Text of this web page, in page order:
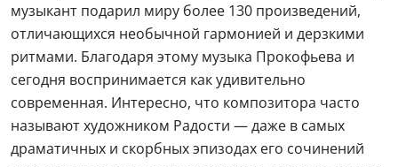
музыкант подарил миру более 130 произведений,
отличающихся необычной гармонией и дерзкими
ритмами. Благодаря этому музыка Прокофьева и
сегодня воспринимается как удивительно
современная. Интересно, что композитора часто
называют художником Радости — даже в самых
драматичных и скорбных эпизодах его сочинений